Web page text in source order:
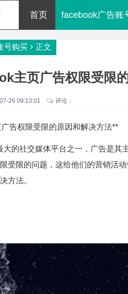
首页 facebook广告账
号购买 正文
主页广告权限受限
26 09:13:01 评论：
告权限受限的原因和解决方法**
大的社交媒体平台之一，广告是
受限的问题，这给他们的营销活
方法。